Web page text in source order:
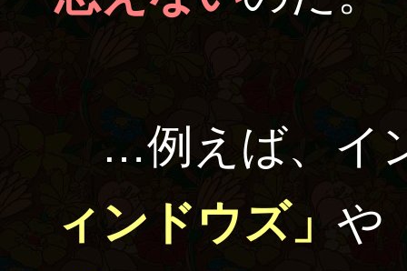
…例えば、イ
ィンドウズ」 や